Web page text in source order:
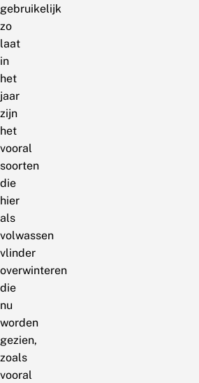
gebruikelijk
zo
laat
in
het
jaar
zijn
het
vooral
soorten
die
hier
als
volwassen
vlinder
overwinteren
die
nu
worden
gezien,
zoals
vooral